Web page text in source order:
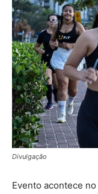
Divulgação
Evento acontece